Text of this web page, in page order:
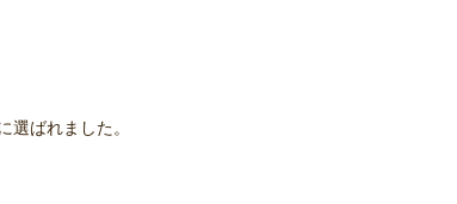
選ばれました。